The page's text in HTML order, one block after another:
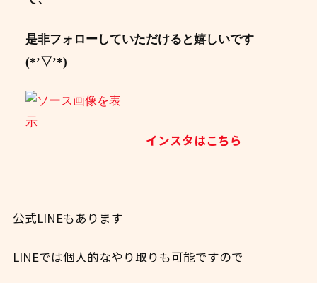
是非フォローしていただけると嬉しいです
(*’▽’*)
インスタはこちら
公式LINEもあります
LINEでは個人的なやり取りも可能ですので